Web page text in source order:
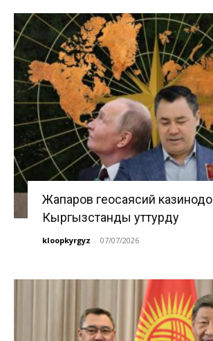
Жапаров геосаясий казинодо
Кыргызстанды уттурду
kloopkyrgyz - 07/07/2026